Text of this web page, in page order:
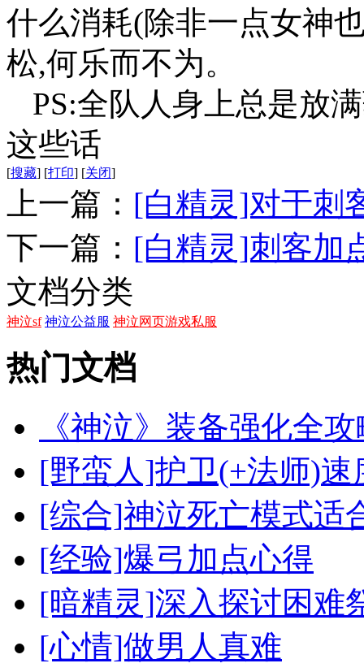
什么消耗(除非一点女神
松,何乐而不为。
PS:全队人身上总是放
这些话
[搜藏] [打印] [关闭]
上一篇： [白精灵]对于刺
下一篇： [白精灵]刺客加
文档分类
神泣sf 神泣公益服 神泣网页游戏私服
热门文档
《神泣》装备强化全
[野蛮人]护卫(+法师)速
[综合]神泣死亡模式适
[经验]爆弓加点心得
[暗精灵]深入探讨困难
[心情]做男人真难